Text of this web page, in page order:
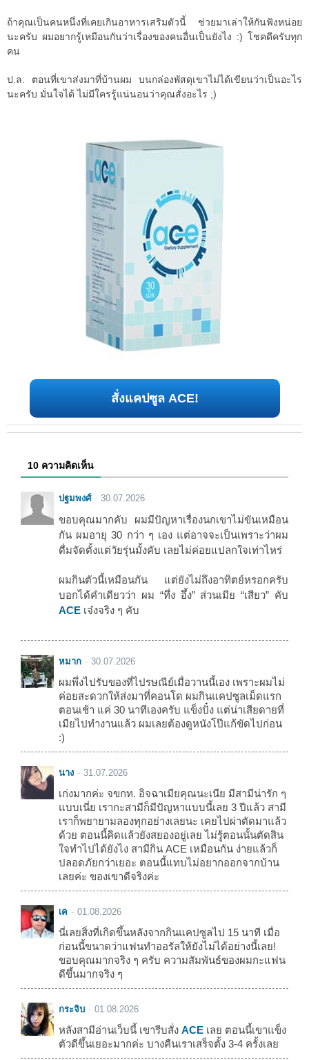
ถ้าคุณเป็นคนหนึ่งที่เคยเกินอาหารเสริมตัวนี้ ช่วยมาเล่าให้กันฟังหน่อย
นะครับ ผมอยากรู้เหมือนกันว่าเรื่องของคนอื่นเป็นยังไง :) โชคดีครับทุก
คน
ป.ล. ตอนที่เขาส่งมาที่บ้านผม บนกล่องพัสดุเขาไม่ได้เขียนว่าเป็นอะไร
นะครับ มั่นใจได้ ไม่มีใครรู้แน่นอนว่าคุณสั่งอะไร ;)
สั่งแคปซูล ACE!
10 ความคิดเห็น
ปฐมพงศ์ 30.07.2026
ขอบคุณมากคับ ผมมีปัญหาเรื่องนกเขาไม่ขันเหมือน
กัน ผมอายุ 30 กว่า ๆ เอง แต่อาจจะเป็นเพราะว่าผม
ดื่มจัดตั้งแต่วัยรุ่นมั้งคับ เลยไม่ค่อยแปลกใจเท่าไหร่
ผมกินตัวนี้เหมือนกัน แต่ยังไม่ถึงอาทิตย์หรอกครับ
บอกได้คำเดียวว่า ผม “ทึ่ง อึ้ง” ส่วนเมีย “เสียว” คับ
ACE เจ๋งจริง ๆ คับ
หมาก 30.07.2026
ผมพึ่งไปรับของที่ไปรษณีย์เมื่อวานนี้เอง เพราะผมไม่
ค่อยสะดวกให้ส่งมาที่คอนโด ผมกินแคปซูลเม็ดแรก
ตอนเช้า แค่ 30 นาทีเองครับ แข็งปั๋ง แต่น่าเสียดายที่
เมียไปทำงานแล้ว ผมเลยต้องดูหนังโป๊แก้ขัดไปก่อน
:)
นาง 31.07.2026
เก่งมากค่ะ จขกท. อิจฉาเมียคุณนะเนีย มีสามีน่ารัก ๆ
แบบเนี่ย เรากะสามีก็มีปัญหาแบบนี้เลย 3 ปีแล้ว สามี
เราก็พยายามลองทุกอย่างเลยนะ เคยไปผ่าตัดมาแล้ว
ด้วย ตอนนี้คิดแล้วยังสยองอยู่เลย ไม่รู้ตอนนั้นตัดสิน
ใจทำไปได้ยังไง สามีกิน ACE เหมือนกัน ง่ายแล้วก็
ปลอดภัยกว่าเยอะ ตอนนี้แทบไม่อยากออกจากบ้าน
เลยค่ะ ของเขาดีจริงค่ะ
เค 01.08.2026
นี่เลยสิ่งที่เกิดขึ้นหลังจากกินแคปซูลไป 15 นาที เมื่อ
ก่อนนี้ขนาดว่าแฟนทำออรัลให้ยังไม่ได้อย่างนี้เลย!
ขอบคุณมากจริง ๆ ครับ ความสัมพันธ์ของผมกะแฟน
ดีขึ้นมากจริง ๆ
กระจิบ 01.08.2026
หลังสามีอ่านเว็บนี้ เขารีบสั่ง ACE เลย ตอนนี้เขาแข็ง
ตัวดีขึ้นเยอะมากค่ะ บางคืนเราเสร็จตั้ง 3-4 ครั้งเลย